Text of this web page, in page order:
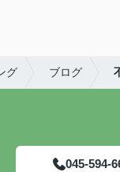
グ ブログ
045-594-